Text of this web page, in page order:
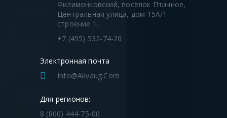
1 – шахта колодца; 2 – горловина
3 – подводящие патрубки; 4 –
пожарный гидрант; 6 – лестница;
Филимонковский, посёлок Птичное,
Центральная улица, дом 15А/1
строение 1.
+7 (495) 532-74-20
Электронная почта
Info@akvaug.com
Для регионов:
8 (800) 444-75-00